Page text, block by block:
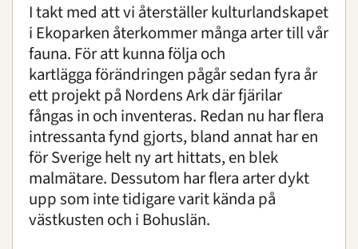
I takt med att vi återställer kulturlandskapet
i Ekoparken återkommer många arter till vår
fauna. För att kunna följa och
kartlägga förändringen pågår sedan fyra år
ett projekt på Nordens Ark där fjärilar
fångas in och inventeras. Redan nu har flera
intressanta fynd gjorts, bland annat har en
för Sverige helt ny art hittats, en blek
malmätare. Dessutom har flera arter dykt
upp som inte tidigare varit kända på
västkusten och i Bohuslän.